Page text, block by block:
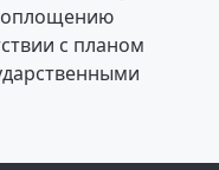
с планом